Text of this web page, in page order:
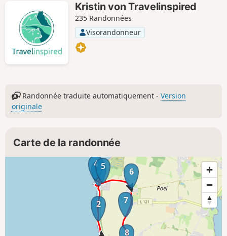
Kristin von Travelinspired
235 Randonnées
Visorandonneur
Randonnée traduite automatiquement -Version
originale
Carte de la randonnée
2
3
4 5 6
7
8